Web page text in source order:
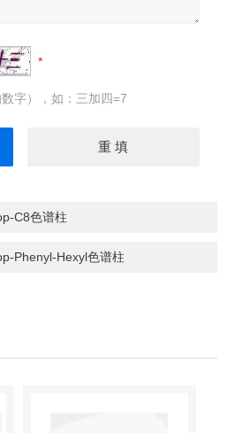
字），如：三加四=7
C8色谱柱
Phenyl-Hexyl色谱柱